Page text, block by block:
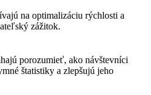
na optimalizáciu rýchlosti a
zážitok.
porozumieť, ako návštevníci
štatistiky a zlepšujú jeho